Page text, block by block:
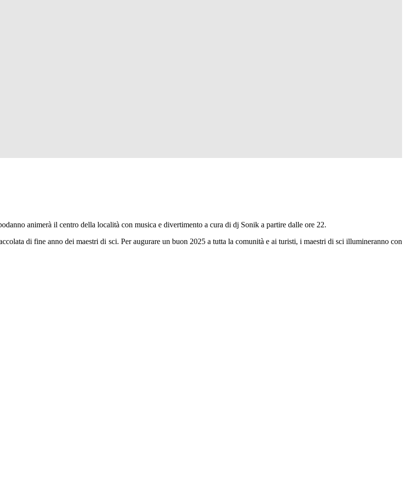
animerà il centro della località con musica e divertimento a cura di dj Sonik a partire dalle ore 22.
di fine anno dei maestri di sci. Per augurare un buon 2025 a tutta la comunità e ai turisti, i maestri di sci illumineranno con